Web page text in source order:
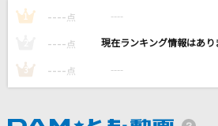
ループ&ループ
1 ---- 点 ----
---- 点 ----
3 ---- 点 ----